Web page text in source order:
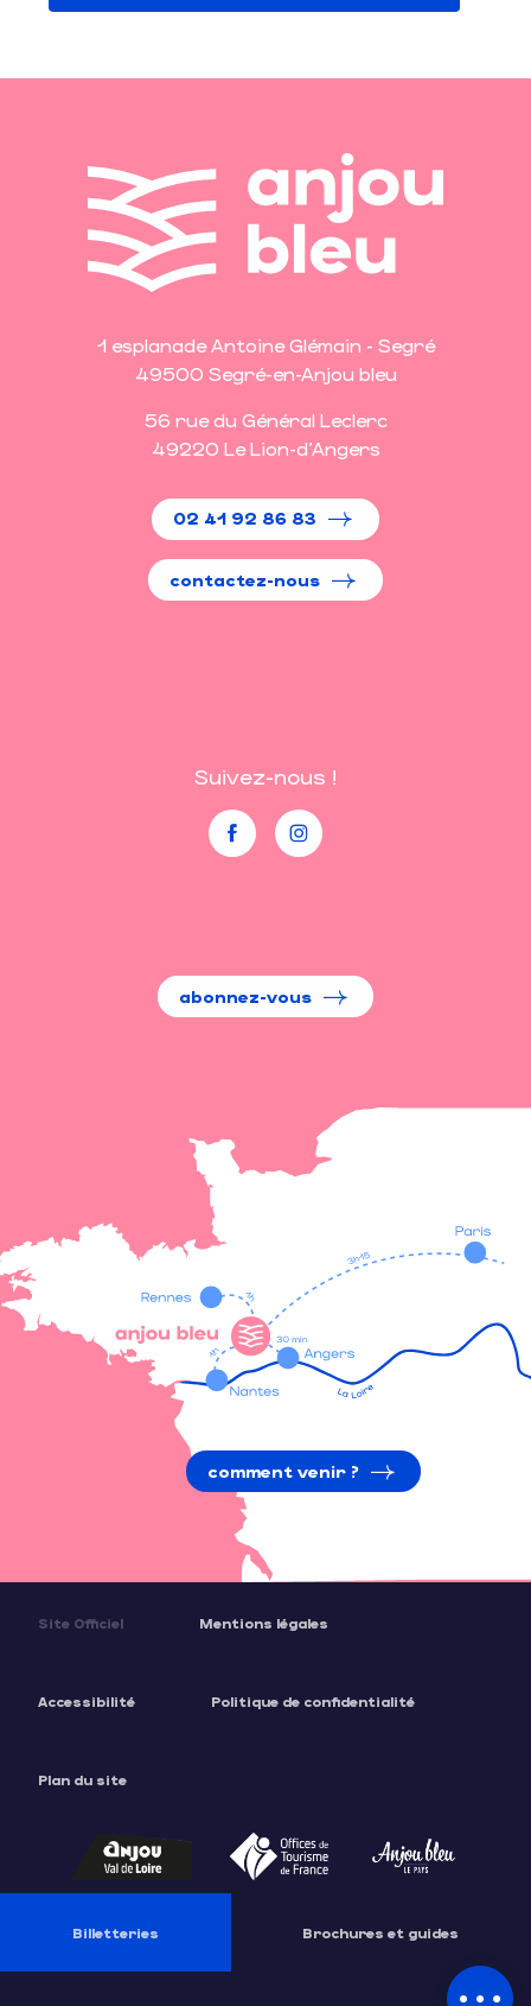
Description
par email
1 esplanade Antoine Glémain - Segré
49500 Segré-en-Anjou bleu
56 rue du Général Leclerc
49220 Le Lion-d'Angers
02 41 92 86 83
contactez-nous
Suivez-nous !
abonnez-vous
comment venir ?
Site Officiel Mentions légales
Accessibilité Politique de confidentialité
Plan du site
Billetteries Brochures et guides